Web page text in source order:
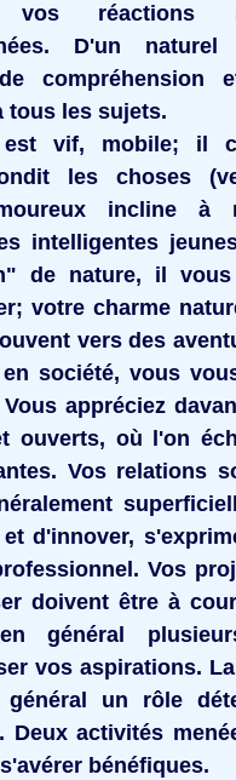
vos réactions
D'un
compréhension
tous les sujets.
est vif, mobile; il
les choses
incline à
intelligentes
de nature, il
votre charme
vers des
société, vous
appréciez
ouverts, où l'on
Vos relations
d'innover,
Vos
doivent être à
général
vos aspirations.
général un rôle
Deux activités
bénéfiques.